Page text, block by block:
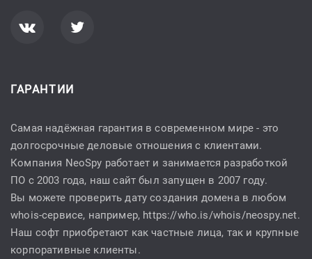
ГАРАНТИИ
Самая надёжная гарантия в современном мире - это
долгосрочные деловые отношения с клиентами.
Компания NeoSpy работает и занимается разработкой
ПО с 2003 года, наш сайт был запущен в 2007 году.
Вы можете проверить дату создания домена в любом
whois-сервисе, например, https://who.is/whois/neospy.net.
Наш софт приобретают как частные лица, так и крупные
корпоративные клиенты.